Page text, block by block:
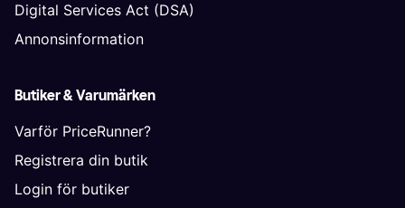
Digital Services Act (DSA)
Annonsinformation
Butiker & Varumärken
Varför PriceRunner?
Registrera din butik
Login för butiker